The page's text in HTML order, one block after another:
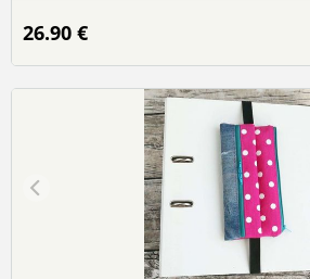
auch z.B. eine Lesebrille, Ausweis/
kleine Lineale etc. oder ein Handy. Größe: 21 x 10 cm
Ordner, Stifte, Brille, Gesichtsmaske
sind nicht im Angebot enthalten!
26.90 €